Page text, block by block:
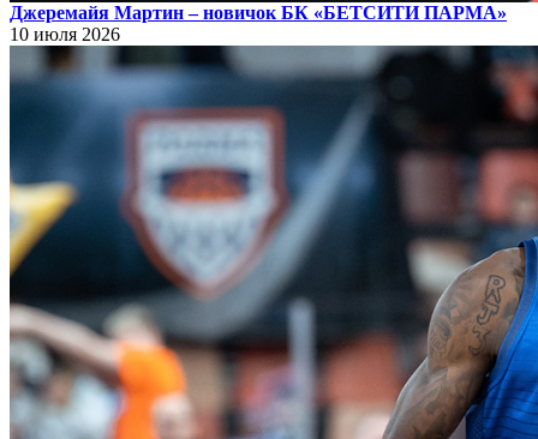
Джеремайя Мартин – новичок БК «БЕТСИТИ ПАРМА»
10 июля 2026